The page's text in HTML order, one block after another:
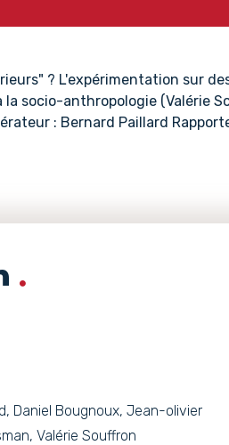
? L'expérimentation sur
la socio-anthropologie (Valérie
: Bernard Paillard
Daniel Bougnoux, Jean-olivier
Valérie Souffron